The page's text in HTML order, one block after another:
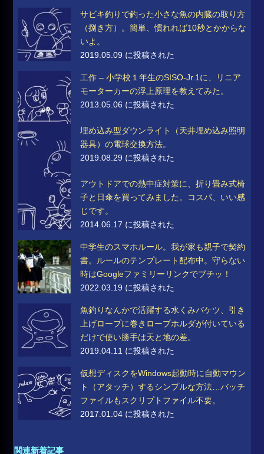
サビキ釣りで釣った小さな魚の内臓の取り方
（捌き方）。簡単、慣れれば10秒とかからな
いよ。
2019.05.09 に投稿された
工作 – 小学校１年生のSISO-Jr.1に、リニア
モーターカーの浮上原理を教えてみた。
2013.05.06 に投稿された
埋め込み型ダウンライト（天井埋め込み照明
器具）の電球交換方法。
2019.08.29 に投稿された
アウトドアでの熱中症対策に、折り畳み式椅
子と日傘を買ってみました。コスパ、いい感
じです。
2014.06.17 に投稿された
中学生のスマホルール。我が家も親子で契約
書。ルールのテンプレート配布中。守らない
時はGoogleファミリーリンクでブチッ！
2022.03.19 に投稿された
魚釣りなんかで活躍する水くみバケツ、引き
上げロープに巻きロープホルダが付いている
だけで使い勝手は天と地の差。
2019.04.11 に投稿された
仮想ディスクをWindows起動時に自動マウン
ト（アタッチ）するシンプルな方法…バッチ
ファイルもスクリプトファイル不要。
2017.01.04 に投稿された
関連新着記事